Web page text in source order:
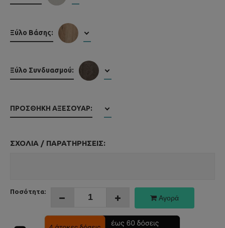
Ξύλο Βάσης:
Ξύλο Συνδυασμού:
ΠΡΟΣΘΉΚΗ ΑΞΕΣΟΥΆΡ:
ΣΧΌΛΙΑ / ΠΑΡΑΤΗΡΉΣΕΙΣ:
Ποσότητα:
Αγορά